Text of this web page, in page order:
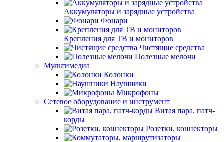
Аккумуляторы и зарядные устройства
Фонари
Крепления для ТВ и мониторов
Чистящие средства
Полезные мелочи
Мультимедиа
Колонки
Наушники
Микрофоны
Сетевое оборудование и инструмент
Витая пара, патч-
корды
Розетки, коннекторы